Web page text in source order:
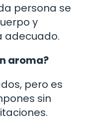
persona se
y
adecuado.
aroma?
pero es
sin